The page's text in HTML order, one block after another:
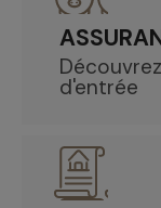
d'entrée